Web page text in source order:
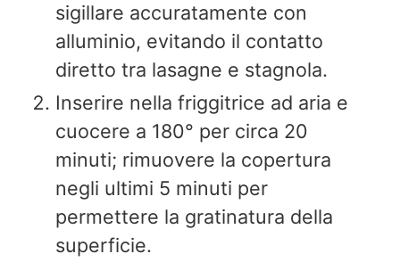
sigillare accuratamente con
alluminio, evitando il contatto
diretto tra lasagne e stagnola.
Inserire nella friggitrice ad aria e
cuocere a 180° per circa 20
minuti; rimuovere la copertura
negli ultimi 5 minuti per
permettere la gratinatura della
superficie.